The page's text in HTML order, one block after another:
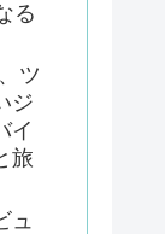
る
ツ
ジ
イ
旅
ュ